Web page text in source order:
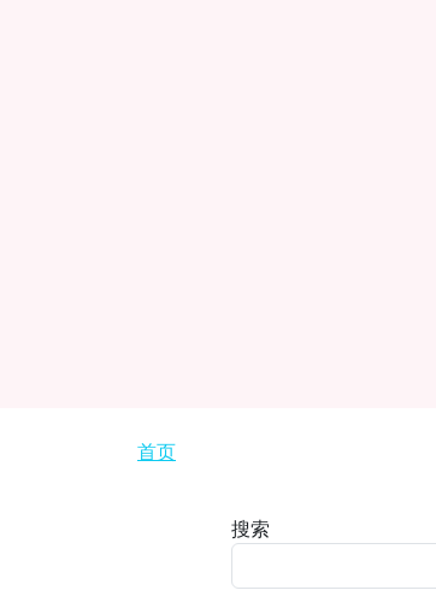
面包屑
首页
搜索